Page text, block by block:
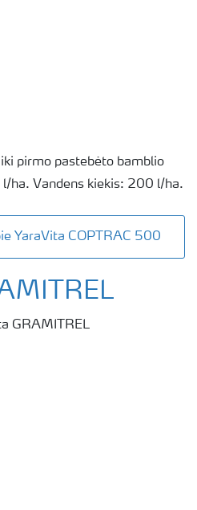
pirmo pastebėto bamblio
Vandens kiekis: 200 l/ha.
YaraVita COPTRAC 500